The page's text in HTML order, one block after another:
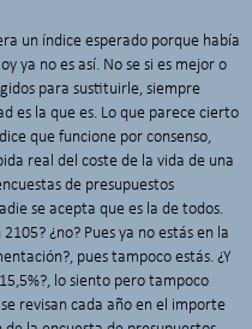
un índice esperado porque había
ya no es así. No se si es mejor o
para sustituirle, siempre
es la que es. Lo que parece cierto
que funcione por consenso,
real del coste de la vida de una
de presupuestos
se acepta que es la de todos.
¿no? Pues ya no estás en la
pues tampoco estás. ¿Y
lo siento pero tampoco
revisan cada año en el importe